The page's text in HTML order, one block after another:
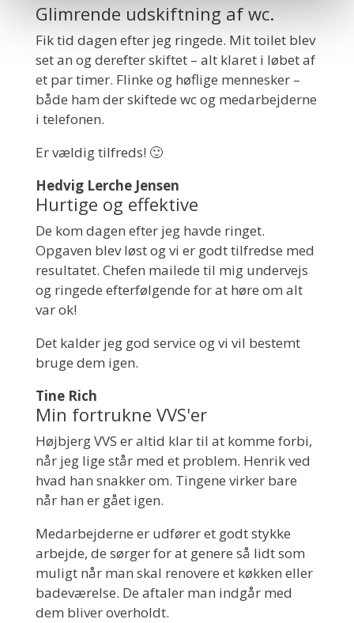
Glimrende udskiftning af wc.
Fik tid dagen efter jeg ringede. Mit toilet blev
set an og derefter skiftet – alt klaret i løbet af
et par timer. Flinke og høflige mennesker –
både ham der skiftede wc og medarbejderne
i telefonen.
Er vældig tilfreds! 🙂
Hedvig Lerche Jensen
Hurtige og effektive
De kom dagen efter jeg havde ringet.
Opgaven blev løst og vi er godt tilfredse med
resultatet. Chefen mailede til mig undervejs
og ringede efterfølgende for at høre om alt
var ok!
Det kalder jeg god service og vi vil bestemt
bruge dem igen.
Tine Rich
Min fortrukne VVS'er
Højbjerg VVS er altid klar til at komme forbi,
når jeg lige står med et problem. Henrik ved
hvad han snakker om. Tingene virker bare
når han er gået igen.
Medarbejderne er udfører et godt stykke
arbejde, de sørger for at genere så lidt som
muligt når man skal renovere et køkken eller
badeværelse. De aftaler man indgår med
dem bliver overholdt.